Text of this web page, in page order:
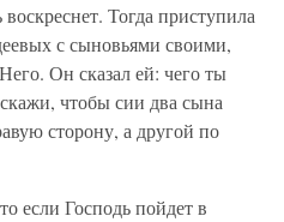
Тогда приступила
с сыновьями своими,
Он сказал ей: чего ты
чтобы сии два сына
сторону, а другой по
если Господь пойдет в